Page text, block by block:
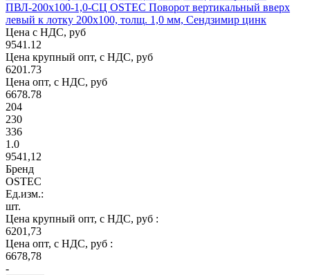
ПВЛ-200х100-1,0-СЦ OSTEC Поворот вертикальный вверх
левый к лотку 200х100, толщ. 1,0 мм, Сендзимир цинк
Цена с НДС, руб
9541.12
Цена крупный опт, с НДС, руб
6201.73
Цена опт, с НДС, руб
6678.78
204
230
336
1.0
9541,12
Бренд
OSTEC
Ед.изм.:
шт.
Цена крупный опт, с НДС, руб :
6201,73
Цена опт, с НДС, руб :
6678,78
-